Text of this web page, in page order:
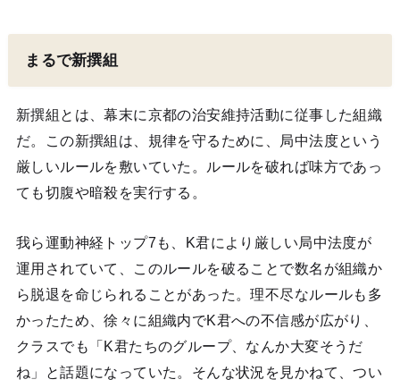
まるで新撰組
新撰組とは、幕末に京都の治安維持活動に従事した組織
だ。この新撰組は、規律を守るために、局中法度という
厳しいルールを敷いていた。ルールを破れば味方であっ
ても切腹や暗殺を実行する。
我ら運動神経トップ7も、K君により厳しい局中法度が
運用されていて、このルールを破ることで数名が組織か
ら脱退を命じられることがあった。理不尽なルールも多
かったため、徐々に組織内でK君への不信感が広がり、
クラスでも「K君たちのグループ、なんか大変そうだ
ね」と話題になっていた。そんな状況を見かねて、つい